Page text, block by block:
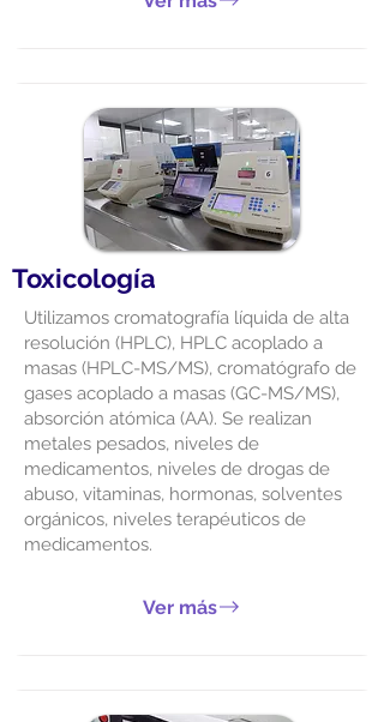
Toxicología
Utilizamos cromatografía líquida de alta
resolución (HPLC), HPLC acoplado a
masas (HPLC-MS/MS), cromatógrafo de
gases acoplado a masas (GC-MS/MS),
absorción atómica (AA). Se realizan
metales pesados, niveles de
medicamentos, niveles de drogas de
abuso, vitaminas, hormonas, solventes
orgánicos, niveles terapéuticos de
medicamentos.
Ver más